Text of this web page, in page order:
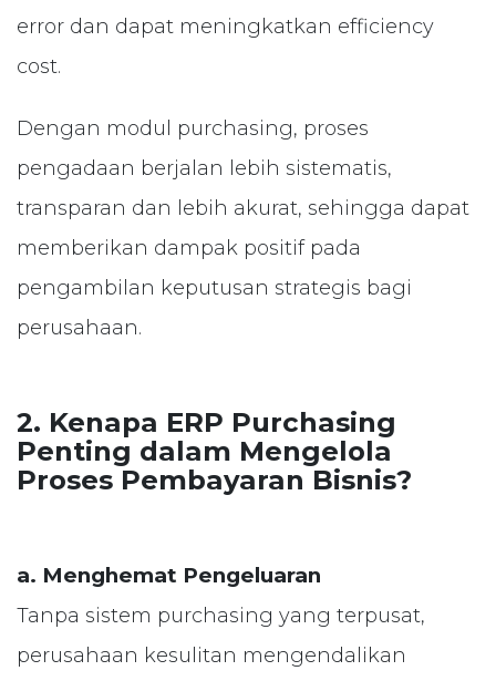
error dan dapat meningkatkan efficiency
cost.
Dengan modul purchasing, proses
pengadaan berjalan lebih sistematis,
transparan dan lebih akurat, sehingga dapat
memberikan dampak positif pada
pengambilan keputusan strategis bagi
perusahaan.
2. Kenapa ERP Purchasing
Penting dalam Mengelola
Proses Pembayaran Bisnis?
a. Menghemat Pengeluaran
Tanpa sistem purchasing yang terpusat,
perusahaan kesulitan mengendalikan